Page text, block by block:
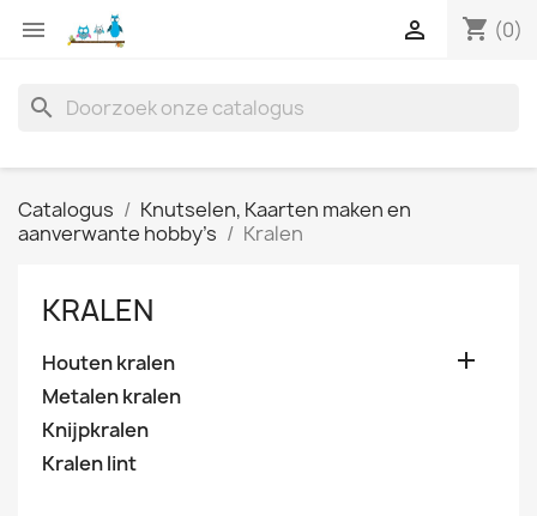
 shopping_cart (0)

search
Catalogus
Knutselen, Kaarten maken en
aanverwante hobby's
Kralen
KRALEN
Houten kralen 
Metalen kralen
Knijpkralen
Kralen lint